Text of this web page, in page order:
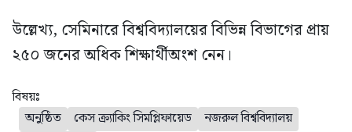
উল্লেখ্য, সেমিনারে বিশ্ববিদ্যালয়ের বিভিন্ন বিভাগের প্রায়
২৫০ জনের অধিক শিক্ষার্থীঅংশ নেন।
বিষয়ঃ
অনুষ্ঠিত
কেস ক্র্যাকিং সিমপ্লিফায়েড নজরুল বিশ্ববিদ্যালয়